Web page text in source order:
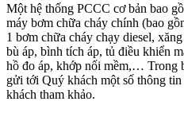
Một hệ thống PCCC cơ bản bao
máy bơm chữa cháy chính (bao
1 bơm chữa cháy chạy diesel,
bù áp, bình tích áp, tủ điều khiển
hồ đo áp, khớp nối mềm,… Trong
gửi tới Quý khách một số thông
khách tham khảo.